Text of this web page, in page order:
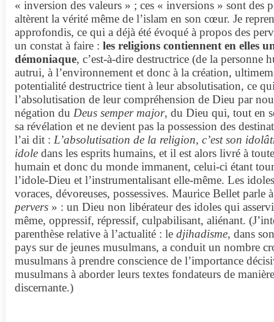
« inversion des valeurs » ; ces « inversions » sont des
altèrent la vérité même de l’islam en son cœur. Je
approfondis, ce qui a déjà été évoqué à propos des
un constat à faire : les religions contiennent en elles
démoniaque, c’est-à-dire destructrice (de la personne
autrui, à l’environnement et donc à la création,
potentialité destructrice tient à leur absolutisation, ce
l’absolutisation de leur compréhension de Dieu par
négation du Deus semper major, du Dieu qui, tout en
sa révélation et ne devient pas la possession des
l’ai dit : L’absolutisation de la religion, c’est son
idole dans les esprits humains, et il est alors livré à
humain et donc du monde immanent, celui-ci étant
l’idole-Dieu et l’instrumentalisant elle-même. Les
voraces, dévoreuses, possessives. Maurice Bellet parle
pervers » : un Dieu non libérateur des idoles qui
même, oppressif, répressif, culpabilisant, aliénant.
parenthèse relative à l’actualité : le djihadisme, dans
pays sur de jeunes musulmans, a conduit un nombre
musulmans à prendre conscience de l’importance
musulmans à aborder leurs textes fondateurs de
discernante.)